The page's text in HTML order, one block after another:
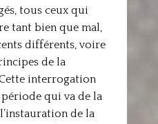
tous ceux qui
tant bien que mal,
différents, voire
de la
interrogation
qui va de la
de la